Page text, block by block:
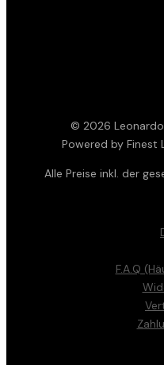
© 2026 Leonardo
Powered by Finest
Alle Preise inkl. der
F.A.Q